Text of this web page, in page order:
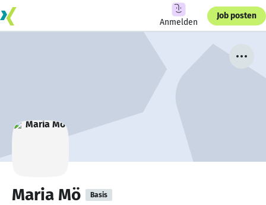
Anmelden
Job posten
Maria Mö Basis